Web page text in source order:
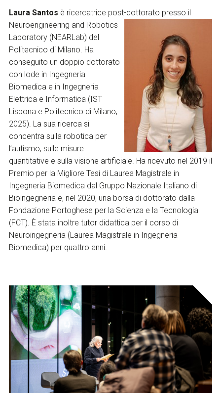
Laura Santos è ricercatrice post-dottorato presso il
Neuroengineering and Robotics
Laboratory (NEARLab) del
Politecnico di Milano. Ha
conseguito un doppio dottorato
con lode in Ingegneria
Biomedica e in Ingegneria
Elettrica e Informatica (IST
Lisbona e Politecnico di Milano,
2025). La sua ricerca si
concentra sulla robotica per
l’autismo, sulle misure
quantitative e sulla visione artificiale. Ha ricevuto nel 2019 il
Premio per la Migliore Tesi di Laurea Magistrale in
Ingegneria Biomedica dal Gruppo Nazionale Italiano di
Bioingegneria e, nel 2020, una borsa di dottorato dalla
Fondazione Portoghese per la Scienza e la Tecnologia
(FCT). È stata inoltre tutor didattica per il corso di
Neuroingegneria (Laurea Magistrale in Ingegneria
Biomedica) per quattro anni.